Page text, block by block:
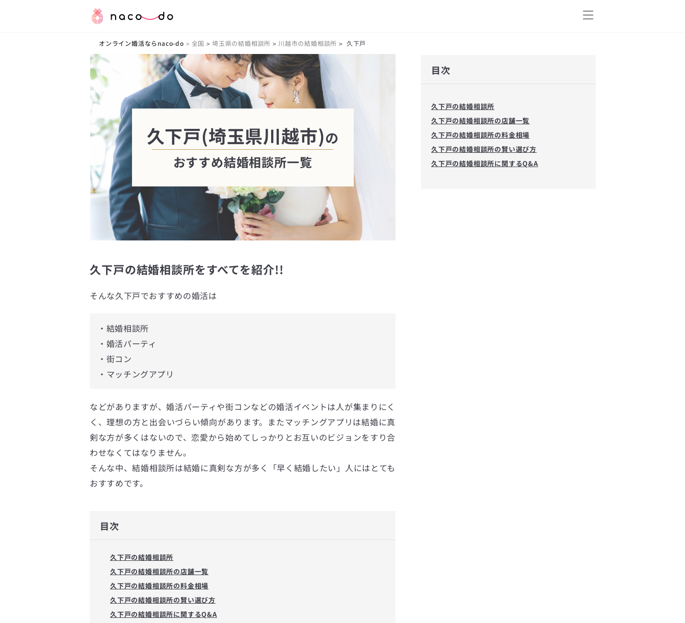
オンライン婚活ならnaco-do > 全国 > 埼玉県の結婚相談所 > 川越市の結婚相談所 > 久下戸
久下戸(埼玉県川越市)の
おすすめ結婚相談所一覧
久下戸の結婚相談所をすべてを紹介!!
そんな久下戸でおすすめの婚活は
・結婚相談所
・婚活パーティ
・街コン
・マッチングアプリ
などがありますが、婚活パーティや街コンなどの婚活イベントは人が集まりにく
く、理想の方と出会いづらい傾向があります。またマッチングアプリは結婚に真
剣な方が多くはないので、恋愛から始めてしっかりとお互いのビジョンをすり合
わせなくてはなりません。
そんな中、結婚相談所は結婚に真剣な方が多く「早く結婚したい」人にはとても
おすすめです。
目次
久下戸の結婚相談所
久下戸の結婚相談所の店舗一覧
久下戸の結婚相談所の料金相場
久下戸の結婚相談所の賢い選び方
久下戸の結婚相談所に関するQ&A
目次
久下戸の結婚相談所
久下戸の結婚相談所の店舗一覧
久下戸の結婚相談所の料金相場
久下戸の結婚相談所の賢い選び方
久下戸の結婚相談所に関するQ&A